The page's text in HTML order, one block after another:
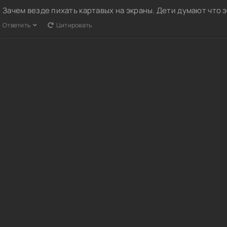
Зачем везде пихать картавых на экраны. Дети думают что
Ответить Цитировать